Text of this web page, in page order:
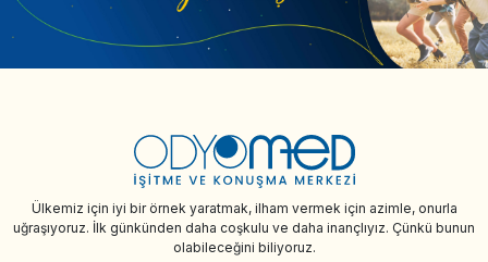
Ülkemiz için iyi bir örnek yaratmak, ilham vermek için azimle, onurla
uğraşıyoruz. İlk günkünden daha coşkulu ve daha inançlıyız. Çünkü bunun
olabileceğini biliyoruz.